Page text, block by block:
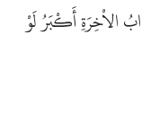
الاْخِرَةِ أَكْبَرُ لَوْ